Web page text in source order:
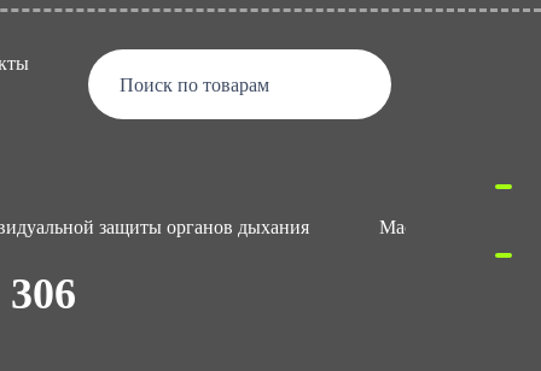
Поиск по товарам
защиты органов дыхания Маски и